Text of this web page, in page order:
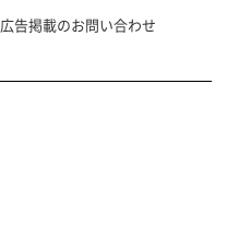
広告掲載のお問い合わせ